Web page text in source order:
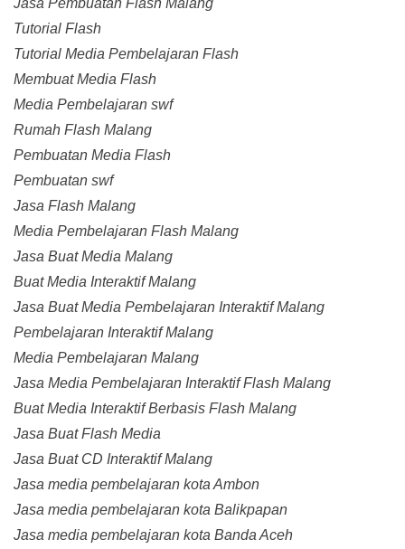
Jasa Pembuatan Flash Malang
Tutorial Flash
Tutorial Media Pembelajaran Flash
Membuat Media Flash
Media Pembelajaran swf
Rumah Flash Malang
Pembuatan Media Flash
Pembuatan swf
Jasa Flash Malang
Media Pembelajaran Flash Malang
Jasa Buat Media Malang
Buat Media Interaktif Malang
Jasa Buat Media Pembelajaran Interaktif Malang
Pembelajaran Interaktif Malang
Media Pembelajaran Malang
Jasa Media Pembelajaran Interaktif Flash Malang
Buat Media Interaktif Berbasis Flash Malang
Jasa Buat Flash Media
Jasa Buat CD Interaktif Malang
Jasa media pembelajaran kota Ambon
Jasa media pembelajaran kota Balikpapan
Jasa media pembelajaran kota Banda Aceh